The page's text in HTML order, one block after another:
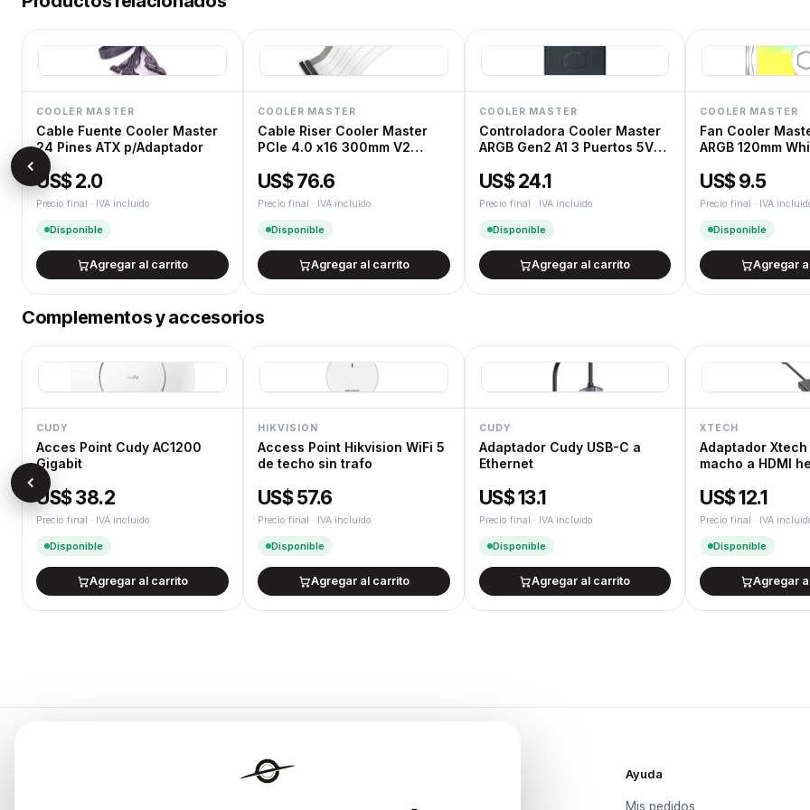
Cambios y devoluciones según la Ley
COOLER MASTER
Cable Fuente Cooler Master
24 Pines ATX p/Adaptador
US$ 2.0
Precio final · IVA incluido
Disponible
Agregar al carrito
COOLER MASTER
Cable Riser Cooler Master
PCIe 4.0 x16 300mm V2
US$ 76.6
Precio final · IVA incluido
Disponible
Agregar al carrito
COOLER MASTER
Controladora Cooler Master
ARGB Gen2 A1 3 Puertos 5V
US$ 24.1
Precio final · IVA incluido
Disponible
Agregar al carrito
COOLER MASTER
Fan Cooler
ARGB 120mm
US$ 9.5
Precio final · IVA
Disponible
Agregar
Complementos y accesorios
CUDY
Acces Point Cudy AC1200
Gigabit
US$ 38.2
Precio final · IVA incluido
Disponible
Agregar al carrito
HIKVISION
Access Point Hikvision WiFi 5
de techo sin trafo
US$ 57.6
Precio final · IVA incluido
Disponible
Agregar al carrito
CUDY
Adaptador Cudy USB-C a
Ethernet
US$ 13.1
Precio final · IVA incluido
Disponible
Agregar al carrito
XTECH
Adaptador Xtech
macho a HDMI
US$ 12.1
Precio final · IVA
Disponible
Agregar
Ayuda
Mis pedidos